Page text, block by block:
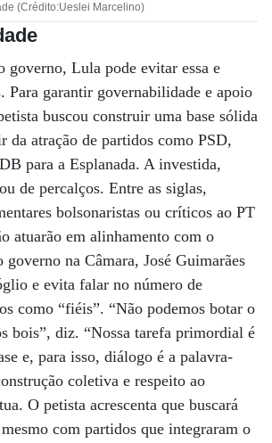
(Crédito:Ueslei Marcelino)
governo, Lula pode evitar essa e
Para garantir governabilidade e apoio
buscou construir uma base sólida
da atração de partidos como PSD,
para a Esplanada. A investida,
de percalços. Entre as siglas,
bolsonaristas ou críticos ao PT
atuarão em alinhamento com o
na Câmara, José Guimarães
e evita falar no número de
como “fiéis”. “Não podemos botar o
bois”, diz. “Nossa tarefa primordial é
e, para isso, diálogo é a palavra-
coletiva e respeito ao
O petista acrescenta que buscará
com partidos que integraram o